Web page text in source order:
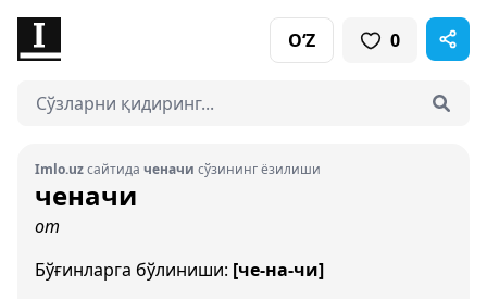
O‘Z 0
Imlo.uzсайтида ченачи сўзининг ёзилиши
ченачи
от
Бўғинларга бўлиниши: [че-на-чи]